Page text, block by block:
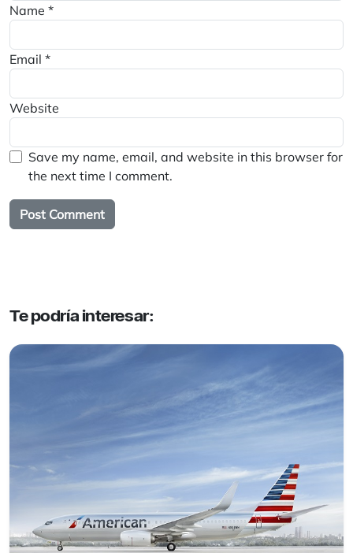
Name *
Email *
Website
Save my name, email, and website in this browser for
the next time I comment.
Te podría interesar: